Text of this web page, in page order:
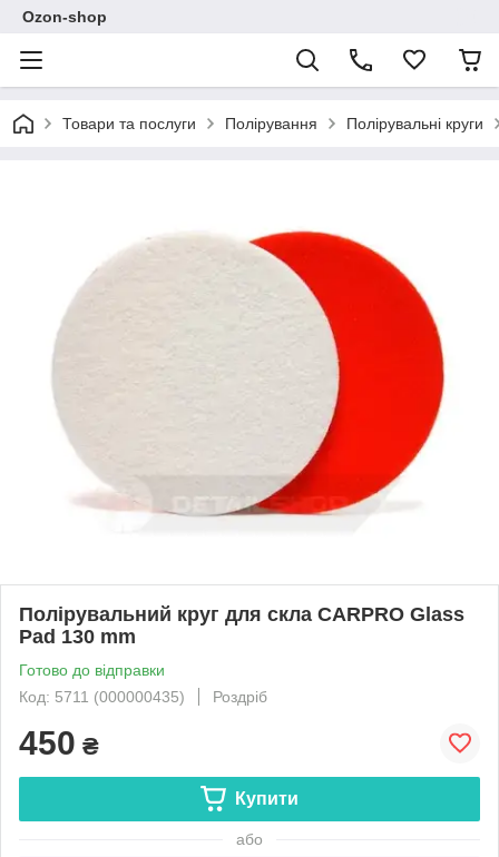
Ozon-shop
Товари та послуги Полірування Полірувальні круги
Полірувальний круг для скла CARPRO Glass
Pad 130 mm
Готово до відправки
Код: 5711 (000000435)
Роздріб
450 ₴
Купити
або